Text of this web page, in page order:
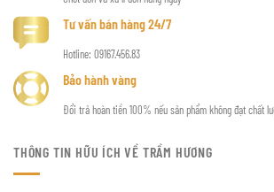
Tư vấn bán hàng 24/7
Hotline: 09167.456.83
Bảo hành vàng
Đổi trả hoàn tiền 100% nếu sản phẩm không đạt chất
THÔNG TIN HỮU ÍCH VỀ TRẦM HƯƠNG